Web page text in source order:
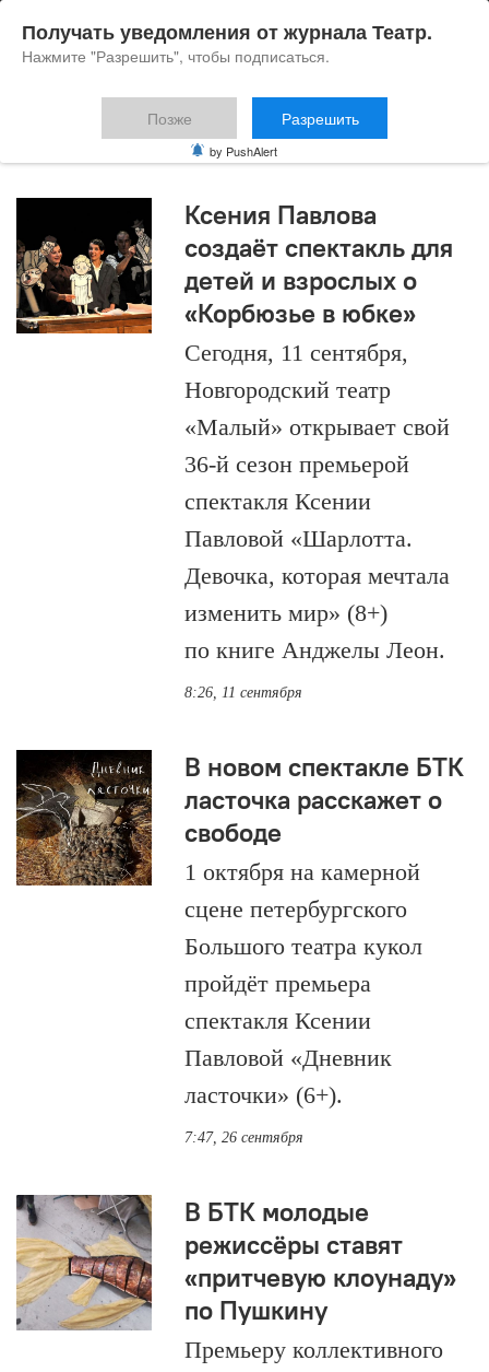
Ксения Павлова
Ксения Павлова
создаёт спектакль для
детей и взрослых о
«Корбюзье в юбке»
Сегодня, 11 сентября,
Новгородский театр
«Малый» открывает свой
36-й сезон премьерой
спектакля Ксении
Павловой «Шарлотта.
Девочка, которая мечтала
изменить мир» (8+)
по книге Анджелы Леон.
8:26, 11 сентября
В новом спектакле БТК
ласточка расскажет о
свободе
1 октября на камерной
сцене петербургского
Большого театра кукол
пройдёт премьера
спектакля Ксении
Павловой «Дневник
ласточки» (6+).
7:47, 26 сентября
В БТК молодые
режиссёры ставят
«притчевую клоунаду»
по Пушкину
Премьеру коллективного
Получать уведомления от журнала Театр.
Нажмите "Разрешить", чтобы подписаться.
Позже Разрешить
by PushAlert